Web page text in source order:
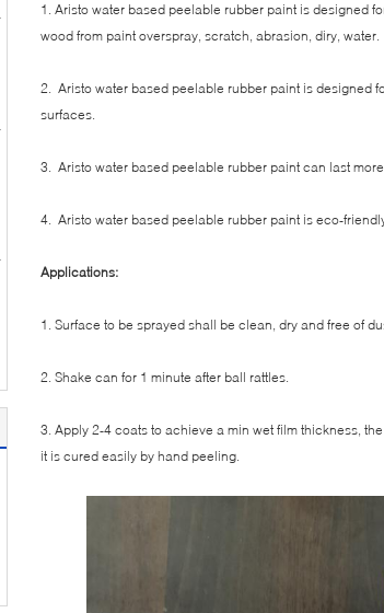
1. Aristo water based peelable rubber paint is designed
wood from paint overspray, scratch, abrasion, diry, water.
2. Aristo water based peelable rubber paint is designed
surfaces.
3. Aristo water based peelable rubber paint can last
4. Aristo water based peelable rubber paint is eco-
Applications:
1. Surface to be sprayed shall be clean, dry and free of
2. Shake can for 1 minute after ball rattles.
3. Apply 2-4 coats to achieve a min wet film thickness,
it is cured easily by hand peeling.